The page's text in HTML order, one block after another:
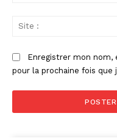
Enregistrer mon nom,
pour la prochaine fois que